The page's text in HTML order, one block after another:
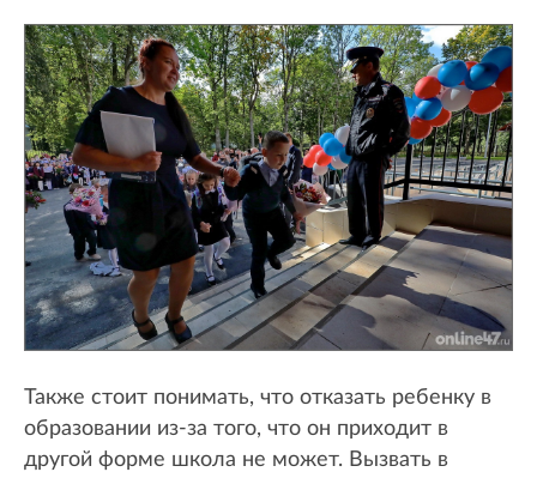
Также стоит понимать, что отказать ребенку в
образовании из-за того, что он приходит в
другой форме школа не может. Вызвать в